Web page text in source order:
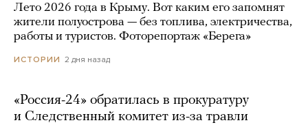
Лето 2026 года в Крыму. Вот каким его запомнят
жители полуострова — без топлива, электричества,
работы и туристов. Фоторепортаж «Берега»
ИСТОРИИ 2 дня назад
«Россия-24» обратилась в прокуратуру
и Следственный комитет из-за травли